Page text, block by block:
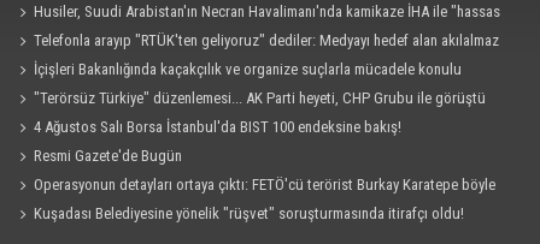
Husiler, Suudi Arabistan'ın Necran Havalimanı'nda kamikaze İHA ile "hassas
bir hedefi" vurduklarını açıkladı
Telefonla arayıp "RTÜK'ten geliyoruz" dediler: Medyayı hedef alan akılalmaz
tuzak ifşa oldu
İçişleri Bakanlığında kaçakçılık ve organize suçlarla mücadele konulu
güvenlik toplantısı yapıldı
"Terörsüz Türkiye" düzenlemesi... AK Parti heyeti, CHP Grubu ile görüştü
4 Ağustos Salı Borsa İstanbul'da BIST 100 endeksine bakış!
Resmi Gazete'de Bugün
Operasyonun detayları ortaya çıktı: FETÖ'cü terörist Burkay Karatepe böyle
yakalandı!
Kuşadası Belediyesine yönelik "rüşvet" soruşturmasında itirafçı oldu!